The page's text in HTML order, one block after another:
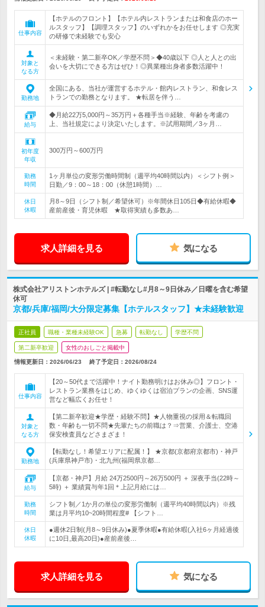
仕事内容
【ホテルのフロント】【ホテル内レストランまたは和食店のホー
ルスタッフ】【調理スタッフ】のいずれかをお任せします ◎充実
の研修で未経験でも安心
対象と
なる方
＜未経験・第二新卒OK／学歴不問＞◆40歳以下 ◎人と人との出
会いを大切にできる方はぜひ！◎異業種出身者多数活躍中！
勤務地
全国にある、当社が運営するホテル・館内レストラン、和食レス
トランでの勤務となります。 ★転居を伴う…
給与
◆月給22万5,000円～35万円＋各種手当※経験、年齢を考慮の
上、当社規定により決定いたします。※試用期間／3ヶ月…
初年度
年収
300万円～600万円
勤務
時間
1ヶ月単位の変形労働時間制（週平均40時間以内）＜シフト例＞
日勤／9：00～18：00（休憩1時間）…
休日
休暇
月8～9日（シフト制／希望休可）※年間休日105日◆有給休暇◆
産前産後・育児休暇 ★取得実績も多数あ…
求人詳細を見る 気になる
株式会社アリストンホテルズ | #転勤なし#月8～9日休み／日曜を含む希望
休可
京都/兵庫/福岡/大分限定募集【ホテルスタッフ】★未経験歓迎
正社員 職種・業種未経験OK 急募 転勤なし 学歴不問
第二新卒歓迎 女性のおしごと掲載中
情報更新日：2026/06/23 終了予定日： 2026/08/24
仕事内容
【20～50代まで活躍中！ナイト勤務明けはお休み◎】フロント・
レストラン業務をはじめ、ゆくゆくは宿泊プランの企画、SNS運
営など幅広くお任せ！
対象と
なる方
【第二新卒歓迎★学歴・経験不問】★人物重視の採用＆転職回
数・年齢も一切不問★先輩たちの前職は？⇒営業、介護士、空港
保安検査員などさまざま！
勤務地
【転勤なし！希望エリアに配属！】 ★京都(京都府京都市)・神戸
(兵庫県神戸市)・北九州(福岡県京都…
給与
【京都・神戸】月給 24万2500円～26万500円 ＋ 深夜手当(22時～
5時) ＋ 業績賞与年1回＊上記月給には…
勤務
時間
シフト制／1か月の単位の変形労働制（週平均40時間以内）※残
業は月平均10~20時間程度# 【シフト…
休日
休暇
●週休2日制(月8～9日休み)●夏季休暇●有給休暇(入社6ヶ月経過後
に10日,最高20日)●産前産後…
求人詳細を見る 気になる